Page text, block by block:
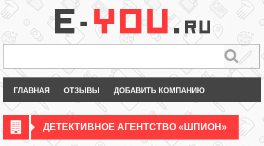
ГЛАВНАЯ ОТЗЫВЫ ДОБАВИТЬ КОМПАНИЮ
ДЕТЕКТИВНОЕ АГЕНТСТВО «ШПИОН»